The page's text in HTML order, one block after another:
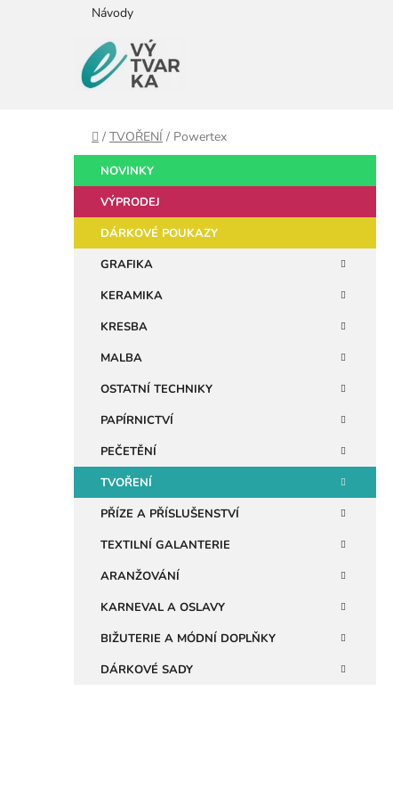
Návody
Domů
/ TVOŘENÍ / Powertex
o
s
r
l
Přeskočit
kategorie
a
e
NOVINKY
VÝPRODEJ
DÁRKOVÉ POUKAZY
GRAFIKA
KERAMIKA
KRESBA
MALBA
OSTATNÍ TECHNIKY
PAPÍRNICTVÍ
PEČETĚNÍ
TVOŘENÍ
PŘÍZE A PŘÍSLUŠENSTVÍ
TEXTILNÍ GALANTERIE
ARANŽOVÁNÍ
KARNEVAL A OSLAVY
BIŽUTERIE A MÓDNÍ DOPLŇKY
DÁRKOVÉ SADY